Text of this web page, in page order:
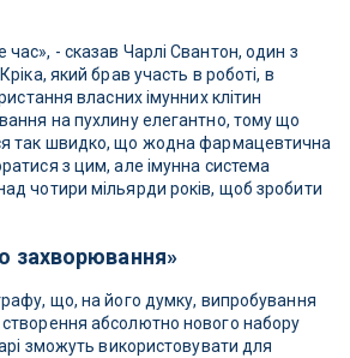
- сказав Чарлі Свантон, один з
який брав участь в роботі, в
власних імунних клітин
на пухлину елегантно, тому що
так швидко, що жодна фармацевтична
з цим, але імунна система
чотири мільярди років, щоб зробити
захворювання»
що, на його думку, випробування
абсолютно нового набору
зможуть використовувати для